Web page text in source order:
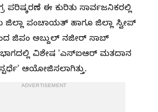
ಪರಿಷ್ಕರಣೆ ಈ ಕುರಿತು ಸಾರ್ವಜನಿಕರಲ್ಲಿ
ಜಿಲ್ಲಾ ಪಂಚಾಯತ್ ಹಾಗೂ ಜಿಲ್ಲಾ ಸ್ವೀಪ್
ಜಿಪಂ ಅಬ್ದುಲ್ ನಜೀರ್ ಸಾಬ್
ವಿಶೇಷ 'ಎಸ್‌ಐಆರ್ ಮತದಾನ
ಆಯೋಜಿಸಲಾಗಿತ್ತು.
ADVERTISEMENT